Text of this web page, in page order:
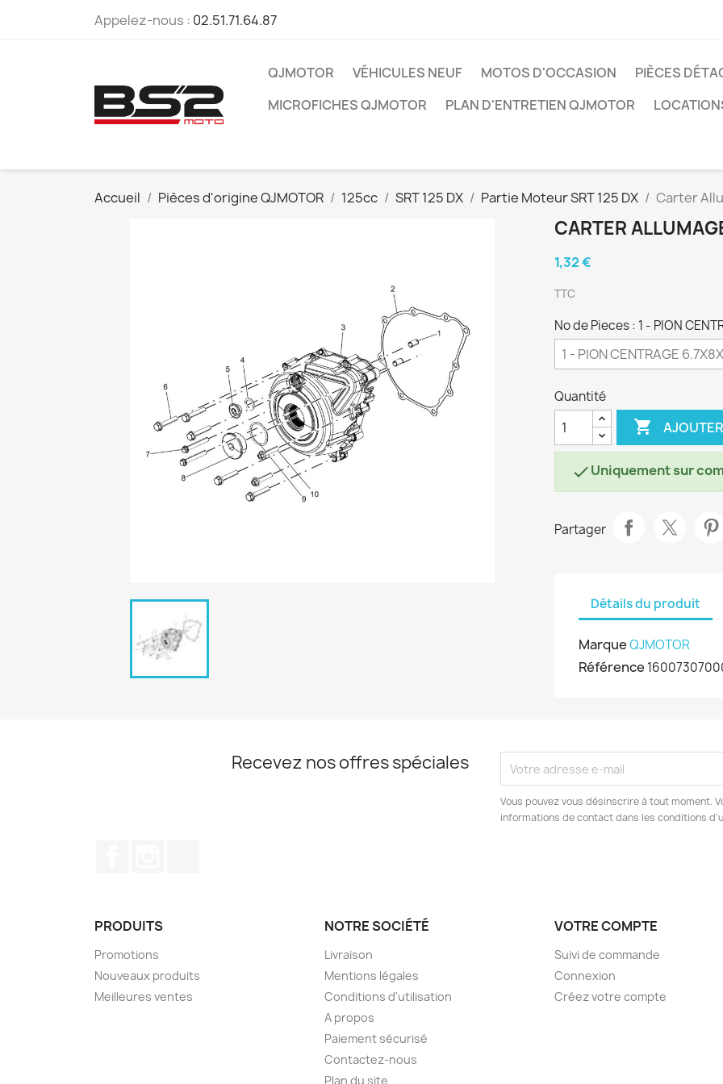
Appelez-nous : 02.51.71.64.87
QJMOTOR VÉHICULES NEUF MOTOS D'OCCASION PIÈCES
MICROFICHES QJMOTOR
PLAN D'ENTRETIEN QJMOTOR
Accueil Pièces d'origine QJMOTOR 125cc SRT 125 DX Partie Moteur SRT 125 DX Carter
CARTER
1,32 €
TTC
No de Pieces : 1 - PION
Quantité

Uniquement sur
Partager
Détails du produit
MarqueQJMOTOR
Référence
Recevez nos offres spéciales
Vous pouvez vous désinscrire à tout moment.
informations de contact dans les conditions
PRODUITS
Promotions
Nouveaux produits
Meilleures ventes
NOTRE SOCIÉTÉ
Livraison
Mentions légales
Conditions d'utilisation
A propos
Paiement sécurisé
Contactez-nous
Plan du site
VOTRE COMPTE
Suivi de commande
Connexion
Créez votre compte